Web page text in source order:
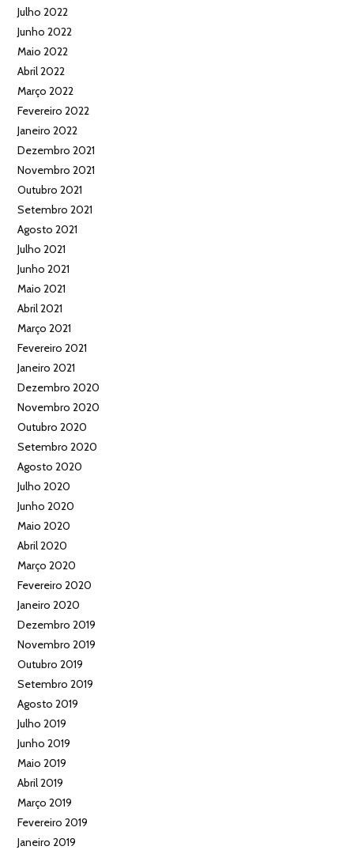
Julho 2022
Junho 2022
Maio 2022
Abril 2022
Março 2022
Fevereiro 2022
Janeiro 2022
Dezembro 2021
Novembro 2021
Outubro 2021
Setembro 2021
Agosto 2021
Julho 2021
Junho 2021
Maio 2021
Abril 2021
Março 2021
Fevereiro 2021
Janeiro 2021
Dezembro 2020
Novembro 2020
Outubro 2020
Setembro 2020
Agosto 2020
Julho 2020
Junho 2020
Maio 2020
Abril 2020
Março 2020
Fevereiro 2020
Janeiro 2020
Dezembro 2019
Novembro 2019
Outubro 2019
Setembro 2019
Agosto 2019
Julho 2019
Junho 2019
Maio 2019
Abril 2019
Março 2019
Fevereiro 2019
Janeiro 2019